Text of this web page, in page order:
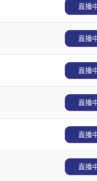
直播
直播
直播
直播
直播
直播